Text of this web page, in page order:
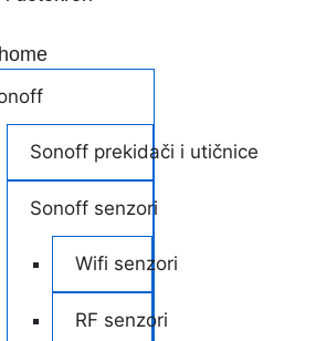
Sonoff prekidači i utičnice
Sonoff senzori
Wifi senzori
RF senzori